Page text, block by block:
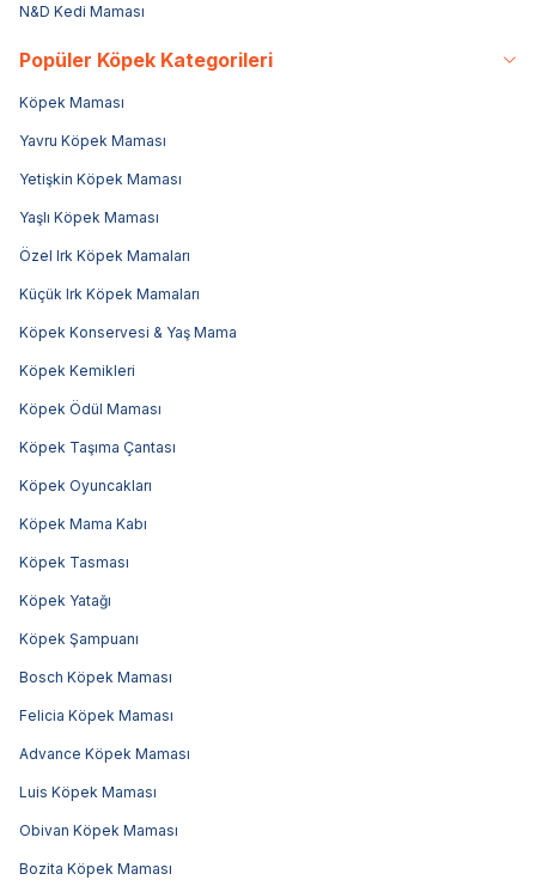
N&D Kedi Maması
Popüler Köpek Kategorileri
Köpek Maması
Yavru Köpek Maması
Yetişkin Köpek Maması
Yaşlı Köpek Maması
Özel Irk Köpek Mamaları
Küçük Irk Köpek Mamaları
Köpek Konservesi & Yaş Mama
Köpek Kemikleri
Köpek Ödül Maması
Köpek Taşıma Çantası
Köpek Oyuncakları
Köpek Mama Kabı
Köpek Tasması
Köpek Yatağı
Köpek Şampuanı
Bosch Köpek Maması
Felicia Köpek Maması
Advance Köpek Maması
Luis Köpek Maması
Obivan Köpek Maması
Bozita Köpek Maması